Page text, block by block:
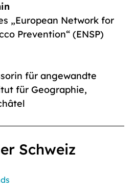
„European Network for
Prevention“ (ENSP)
für angewandte
für Geographie,
Schweiz